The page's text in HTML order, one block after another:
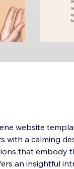
website
with a calming
that embody
an insightful